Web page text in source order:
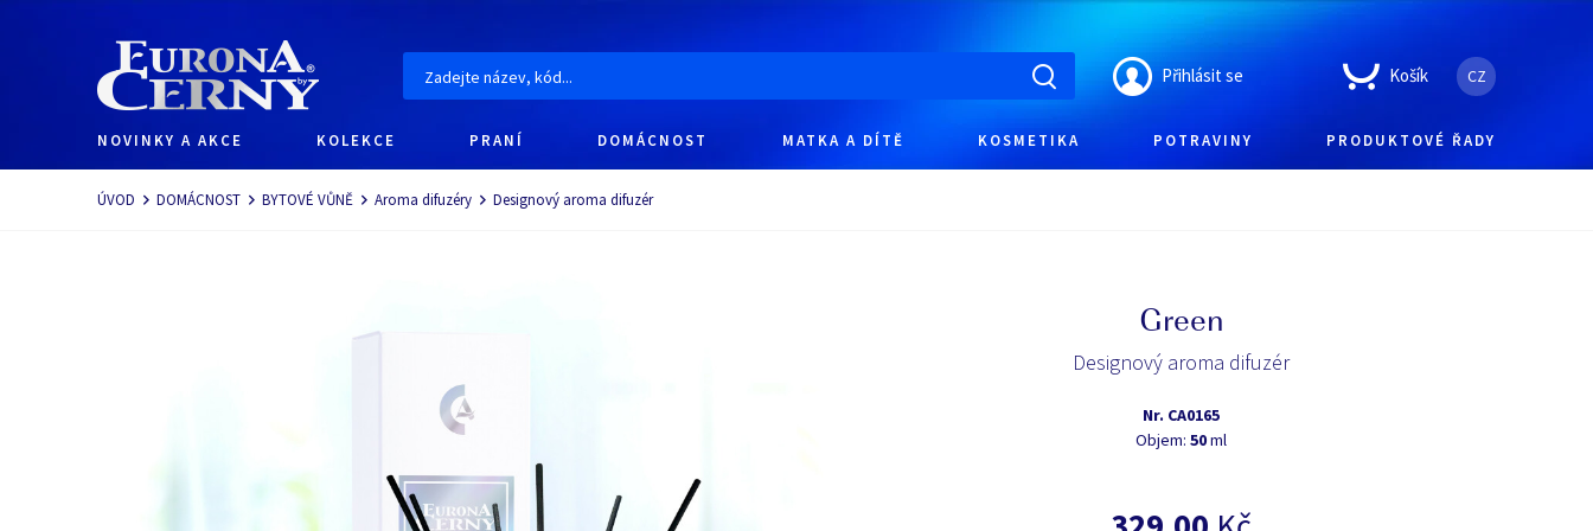
Přihlásit se Košík CZ
NOVINKY A AKCE KOLEKCE PRANÍ DOMÁCNOST MATKA A DÍTĚ KOSMETIKA POTRAVINY PRODUKTOVÉ ŘADY
Navigace
ÚVOD DOMÁCNOST BYTOVÉ VŮNĚ Aroma difuzéry Designový aroma difuzér
Green
Designový aroma difuzér
Nr. CA0165
Objem: 50ml